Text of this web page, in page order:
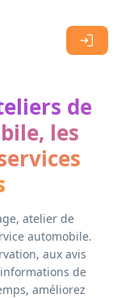
de
les
atelier de
automobile.
aux avis
de
améliorez